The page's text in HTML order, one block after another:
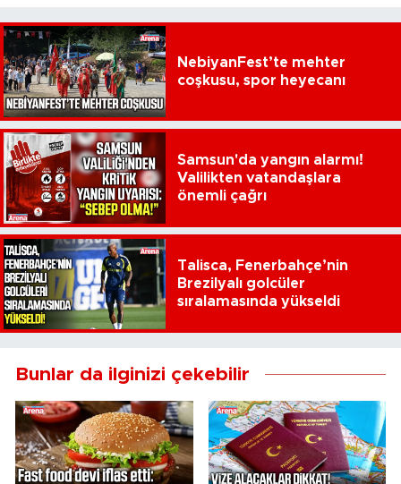
NebiyanFest’te mehter
coşkusu, spor heyecanı
Samsun'da yangın alarmı!
Valilikten vatandaşlara
önemli çağrı
Talisca, Fenerbahçe’nin
Brezilyalı golcüler
sıralamasında yükseldi
Bunlar da ilginizi çekebilir